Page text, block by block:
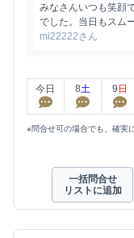
みなさんいつも笑顔
でした。当日もスム
mi22222さん
今日 8土 9 日
※問合せ可の場合でも、確実
一括問合せ
リストに追加